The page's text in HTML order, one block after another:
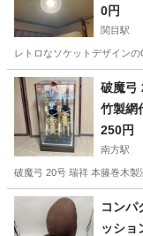
0円
関目駅
レトロなソケットデザイン
大阪 大阪市 関目駅
破魔弓
竹製網
250円
南方駅
破魔弓 20号 瑞祥 本籐巻木
大阪 大阪市 南方駅
コンパ
ッショ